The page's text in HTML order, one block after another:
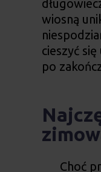
wiosną
cieszyć
po
Choć